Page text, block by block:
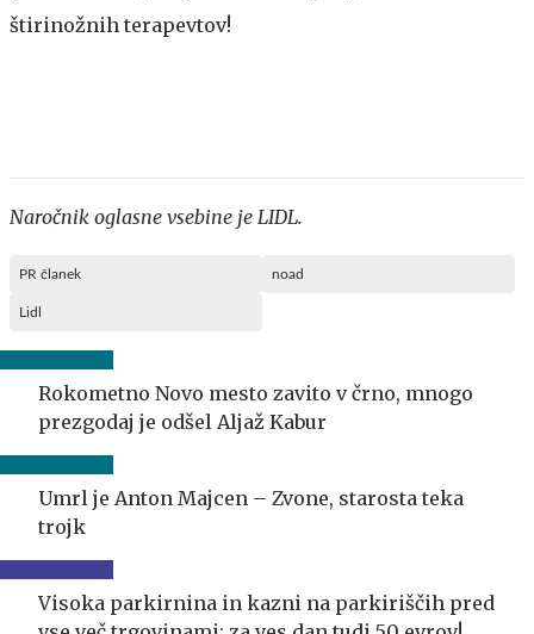
štirinožnih terapevtov!
Naročnik oglasne vsebine je LIDL.
PR članek noad
Lidl
Rokometno Novo mesto zavito v črno, mnogo
prezgodaj je odšel Aljaž Kabur
Umrl je Anton Majcen – Zvone, starosta teka
trojk
Visoka parkirnina in kazni na parkiriščih pred